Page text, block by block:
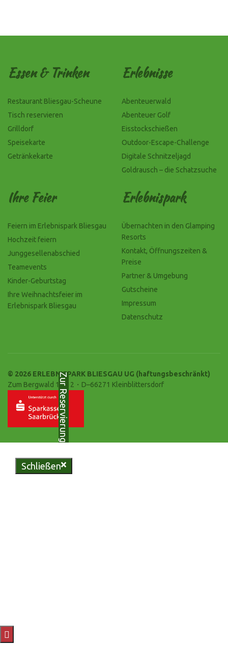
Essen & Trinken
Restaurant Bliesgau-Scheune
Tisch reservieren
Grilldorf
Speisekarte
Getränkekarte
Erlebnisse
Abenteuerwald
Abenteuer Golf
Eisstockschießen
Outdoor-Escape-Challenge
Digitale Schnitzeljagd
Goldrausch – die Schatzsuche
Ihre Feier
Feiern im Erlebnispark Bliesgau
Hochzeit feiern
Junggesellenabschied
Teamevents
Kinder-Geburtstag
Ihre Weihnachtsfeier im
Erlebnispark Bliesgau
Erlebnispark
Übernachten in den Glamping
Resorts
Kontakt, Öffnungszeiten &
Preise
Partner & Umgebung
Gutscheine
Impressum
Datenschutz
© 2026 ERLEBNISPARK BLIESGAU UG (haftungsbeschränkt)
Zum Bergwald 10-12・D–66271 Kleinblittersdorf
Zur Reservierung
Schließen
